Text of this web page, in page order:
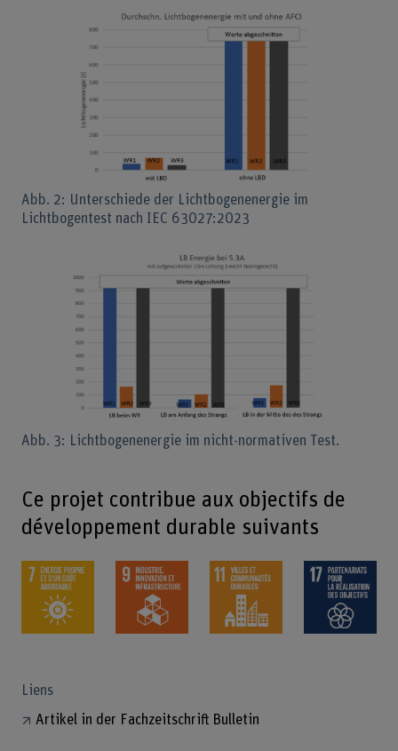
Abb. 2: Unterschiede der Lichtbogenenergie im
Lichtbogentest nach IEC 63027:2023
Abb. 3: Lichtbogenenergie im nicht-normativen Test.
Ce projet contribue aux objectifs de
développement durable suivants
Liens
Artikel in der Fachzeitschrift Bulletin